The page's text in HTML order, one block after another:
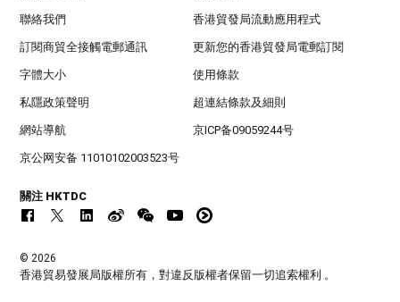
聯絡我們 香港貿發局流動應用程式
訂閱商貿全接觸電郵通訊 更新您的香港貿發局電郵訂閱
字體大小 使用條款
私隱政策聲明 超連結條款及細則
網站導航 京ICP备09059244号
京公网安备 11010102003523号
關注 HKTDC
© 2026
香港貿易發展局版權所有，對違反版權者保留一切追索權利 。